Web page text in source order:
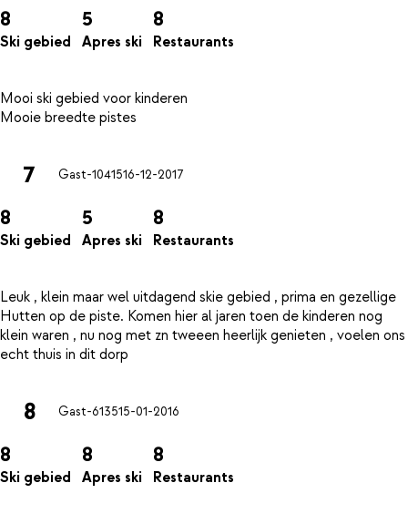
8
Ski gebied
5
Apres ski
8
Restaurants
Mooi ski gebied voor kinderen
7 Gast-1041516-12-2017
8
Ski gebied
5
Apres ski
8
Restaurants
Leuk , klein maar wel uitdagend skie gebied , prima en gezellige
Hutten op de piste. Komen hier al jaren toen de kinderen nog
klein waren , nu nog met zn tweeen heerlijk genieten , voelen ons
8 Gast-613515-01-2016
8
Ski gebied
8
Apres ski
8
Restaurants